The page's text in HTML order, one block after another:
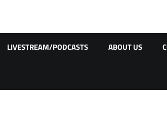
LIVESTREAM/PODCASTS ABOUT US